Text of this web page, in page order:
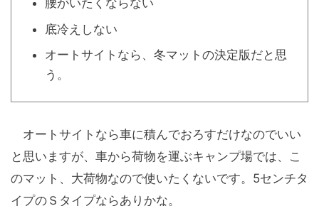
腰がいたくならない
底冷えしない
オートサイトなら、冬マットの決定版だと思
う。
オートサイトなら車に積んでおろすだけなのでいい
と思いますが、車から荷物を運ぶキャンプ場では、こ
のマット、大荷物なので使いたくないです。5センチタ
イプのＳタイプならありかな。